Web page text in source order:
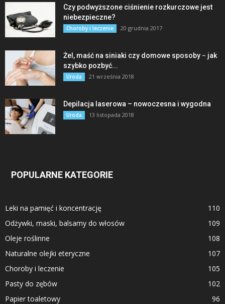
Czy podwyższone ciśnienie rozkurczowe jest
niebezpieczne?
Choroby i leczenie 20 grudnia 2017
Żel, maść na siniaki czy domowe sposoby − jak
szybko pozbyć...
Uroda 21 września 2018
Depilacja laserowa – nowoczesna i wygodna
Uroda 13 listopada 2018
POPULARNE KATEGORIE
Leki na pamięć i koncentrację
110
Odżywki, maski, balsamy do włosów
109
Oleje roślinne
108
Naturalne olejki eteryczne
107
Choroby i leczenie
105
Pasty do zębów
102
Papier toaletowy
96